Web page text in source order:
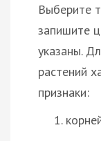
Выберите
запишите
указаны.
растений
признаки: